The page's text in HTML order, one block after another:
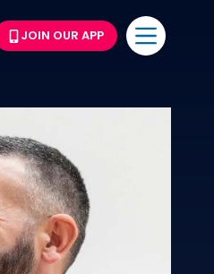
JOIN OUR APP